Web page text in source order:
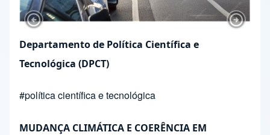
Departamento de Política Científica e
Tecnológica (DPCT)
#política científica e tecnológica
MUDANÇA CLIMÁTICA E COERÊNCIA EM
Previous Slide Next